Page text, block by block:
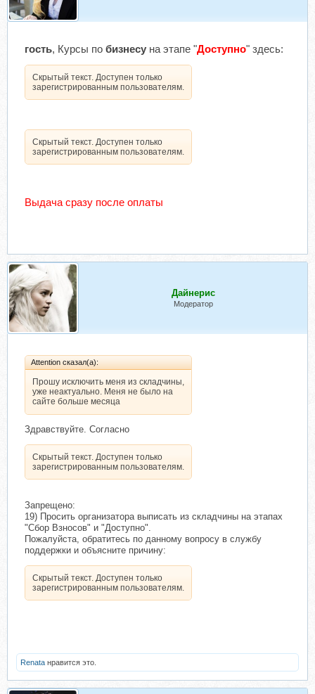
гость, Курсы по бизнесу на этапе "Доступно" здесь:
Скрытый текст. Доступен только
зарегистрированным пользователям.
Скрытый текст. Доступен только
зарегистрированным пользователям.
Выдача сразу после оплаты
Дайнерис
Модератор
Attention сказал(а):
Прошу исключить меня из складчины,
уже неактуально. Меня не было на
сайте больше месяца
Здравствуйте. Согласно
Скрытый текст. Доступен только
зарегистрированным пользователям.
Запрещено:
19) Просить организатора выписать из складчины на этапах
"Сбор Взносов" и "Доступно".
Пожалуйста, обратитесь по данному вопросу в службу
поддержки и объясните причину:
Скрытый текст. Доступен только
зарегистрированным пользователям.
Renata нравится это.